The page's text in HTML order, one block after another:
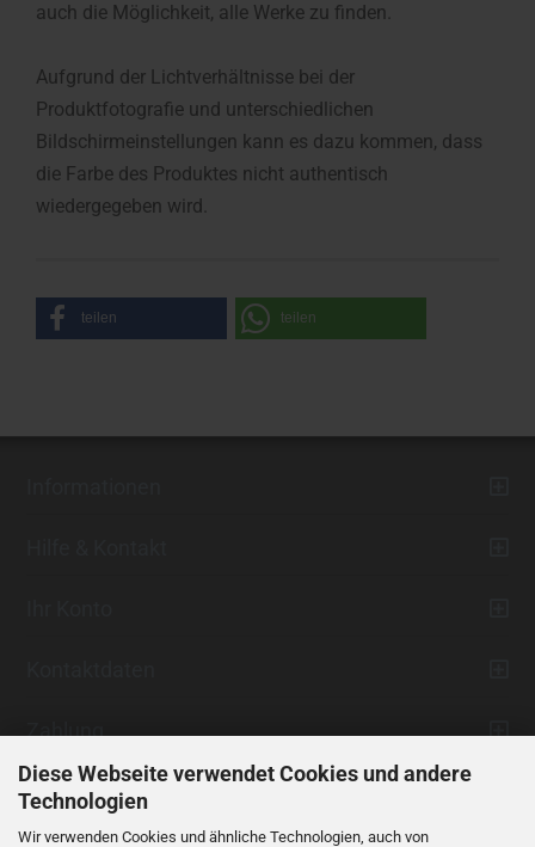
Diese Webseite verwendet Cookies und andere
Technologien
Wir verwenden Cookies und ähnliche Technologien, auch von
auch die Möglichkeit, alle Werke zu finden.
Aufgrund der Lichtverhältnisse bei der
Produktfotografie und unterschiedlichen
Bildschirmeinstellungen kann es dazu kommen, dass
die Farbe des Produktes nicht authentisch
wiedergegeben wird.
teilen teilen
Zahlung